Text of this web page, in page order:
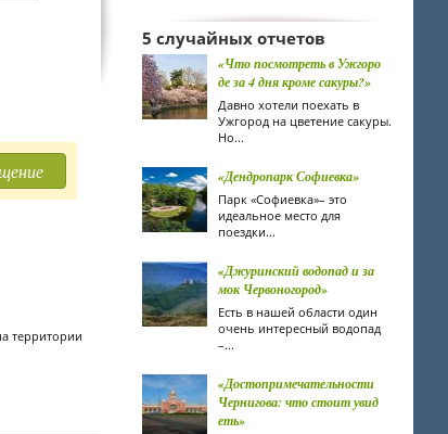
территории
5 случайных отчетов
«Что посмотреть в Ужгоро
де за 4 дня кроме сакуры?»
Давно хотели поехать в
Ужгород на цветение сакуры.
Но...
«Дендропарк Софиевка»
Парк «Софиевка»– это
идеальное место для
поездки...
«Джуринский водопад и за
мок Червоногород»
Есть в нашей области один
очень интересный водопад
–...
«Достопримечательности
Чернигова: что стоит увид
еть»